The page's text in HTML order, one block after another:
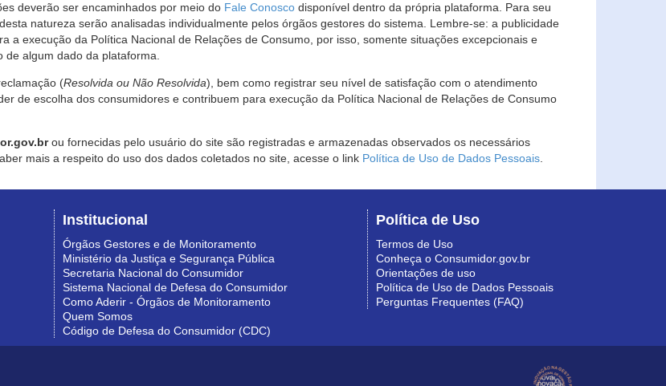
deverão ser encaminhados por meio do Fale Conosco disponível dentro da própria plataforma. Para seu
natureza serão analisadas individualmente pelos órgãos gestores do sistema. Lembre-se: a publicidade
a execução da Política Nacional de Relações de Consumo, por isso, somente situações excepcionais e
algum dado da plataforma.
(Resolvida ou Não Resolvida), bem como registrar seu nível de satisfação com o atendimento
de escolha dos consumidores e contribuem para execução da Política Nacional de Relações de Consumo
ou fornecidas pelo usuário do site são registradas e armazenadas observados os necessários
mais a respeito do uso dos dados coletados no site, acesse o link Política de Uso de Dados Pessoais
Institucional
Órgãos Gestores e de Monitoramento
Ministério da Justiça e Segurança Pública
Secretaria Nacional do Consumidor
Sistema Nacional de Defesa do Consumidor
Como Aderir - Órgãos de Monitoramento
Quem Somos
Código de Defesa do Consumidor (CDC)
Política de Uso
Termos de Uso
Conheça o Consumidor.gov.br
Orientações de uso
Política de Uso de Dados Pessoais
Perguntas Frequentes (FAQ)